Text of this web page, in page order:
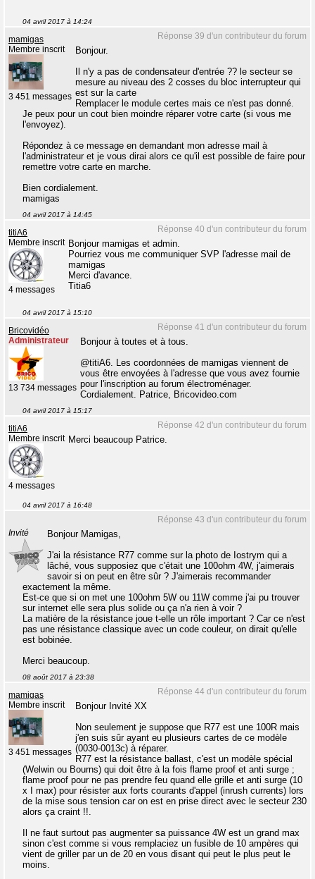
04 avril 2017 à 14:24
Réponse 39 d'un contributeur du forum
mamigas
Membre inscrit
3 451 messages
Bonjour.
Il n'y a pas de condensateur d'entrée ?? le secteur se
mesure au niveau des 2 cosses du bloc interrupteur qui
est sur la carte
Remplacer le module certes mais ce n'est pas donné.
Je peux pour un cout bien moindre réparer votre carte (si vous me
l'envoyez).
Répondez à ce message en demandant mon adresse mail à
l'administrateur et je vous dirai alors ce qu'il est possible de faire pour
remettre votre carte en marche.
Bien cordialement.
mamigas
04 avril 2017 à 14:45
Réponse 40 d'un contributeur du forum
titiA6
Membre inscrit
4 messages
Bonjour mamigas et admin.
Pourriez vous me communiquer SVP l'adresse mail de
mamigas
Merci d'avance.
Titia6
04 avril 2017 à 15:10
Réponse 41 d'un contributeur du forum
Bricovidéo
Administrateur
13 734 messages
Bonjour à toutes et à tous.
@titiA6. Les coordonnées de mamigas viennent de
vous être envoyées à l'adresse que vous avez fournie
pour l'inscription au forum électroménager.
Cordialement. Patrice, Bricovideo.com
04 avril 2017 à 15:17
Réponse 42 d'un contributeur du forum
titiA6
Membre inscrit
4 messages
Merci beaucoup Patrice.
04 avril 2017 à 16:48
Réponse 43 d'un contributeur du forum
Invité
Bonjour Mamigas,
J'ai la résistance R77 comme sur la photo de Iostrym qui a
lâché, vous supposiez que c'était une 100ohm 4W, j'aimerais
savoir si on peut en être sûr ? J'aimerais recommander
exactement la même.
Est-ce que si on met une 100ohm 5W ou 11W comme j'ai pu trouver
sur internet elle sera plus solide ou ça n'a rien à voir ?
La matière de la résistance joue t-elle un rôle important ? Car ce n'est
pas une résistance classique avec un code couleur, on dirait qu'elle
est bobinée.
Merci beaucoup.
08 août 2017 à 23:38
Réponse 44 d'un contributeur du forum
mamigas
Membre inscrit
3 451 messages
Bonjour Invité XX
Non seulement je suppose que R77 est une 100R mais
j'en suis sûr ayant eu plusieurs cartes de ce modèle
(0030-0013c) à réparer.
R77 est la résistance ballast, c'est un modèle spécial
(Welwin ou Bourns) qui doit être à la fois flame proof et anti surge ;
flame proof pour ne pas prendre feu quand elle grille et anti surge (10
x I max) pour résister aux forts courants d'appel (inrush currents) lors
de la mise sous tension car on est en prise direct avec le secteur 230
alors ça craint !!.
Il ne faut surtout pas augmenter sa puissance 4W est un grand max
sinon c'est comme si vous remplaciez un fusible de 10 ampères qui
vient de griller par un de 20 en vous disant qui peut le plus peut le
moins.